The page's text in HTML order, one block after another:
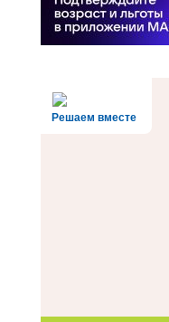
Решаем вместе